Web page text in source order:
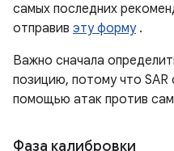
самых последних
отправив эту форму.
Важно сначала
позицию, потому что SAR
помощью атак против
Фаза калибровки